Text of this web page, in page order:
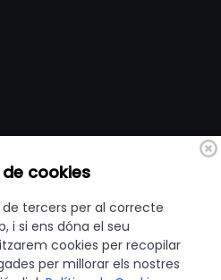
cookies
tercers per al correcte
i si ens dóna el seu
cookies per recopilar
per millorar els nostres